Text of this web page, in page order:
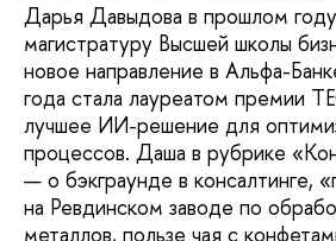
Дарья Давыдова в прошлом
магистратуру Высшей школы
новое направление в Альфа-
года стала лауреатом премии
лучшее ИИ-решение для
процессов. Даша в рубрике
— о бэкграунде в консалтинге,
на Ревдинском заводе по
металлов, пользе чая с